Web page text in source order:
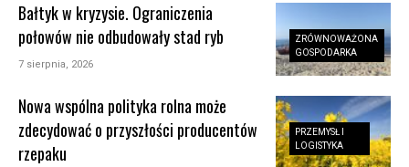
ZRÓWNOWAŻONA
GOSPODARKA
Bałtyk w kryzysie. Ograniczenia
połowów nie odbudowały stad ryb
7 sierpnia, 2026
PRZEMYSŁ I
LOGISTYKA
Nowa wspólna polityka rolna może
zdecydować o przyszłości producentów
rzepaku